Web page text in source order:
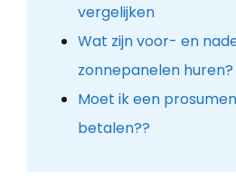
vergelijken
Wat zijn voor- en
zonnepanelen huren?
Moet ik een
betalen??